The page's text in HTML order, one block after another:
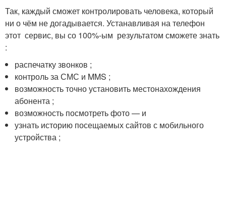
Так, каждый сможет контролировать человека, который
ни о чём не догадывается. Устанавливая на телефон
этот сервис, вы со 100%-ым результатом сможете знать
:
распечатку звонков ;
контроль за СМС и MMS ;
возможность точно установить местонахождения
абонента ;
возможность посмотреть фото — и
узнать историю посещаемых сайтов с мобильного
устройства ;